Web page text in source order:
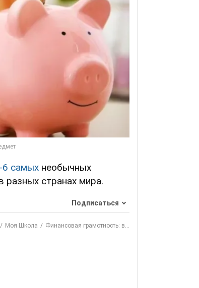
6 самых необычных
странах мира.
Подписаться
Моя Школа Финансовая грамотность: в...